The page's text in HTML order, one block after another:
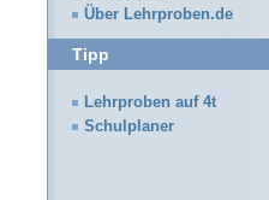
Über Lehrproben.de
Tipp
Lehrproben auf 4t
Schulplaner